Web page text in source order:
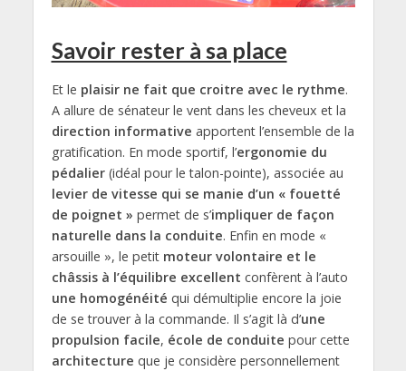
Savoir rester à sa place
Et le plaisir ne fait que croitre avec le rythme.
A allure de sénateur le vent dans les cheveux et la
direction informative apportent l’ensemble de la
gratification. En mode sportif, l’ergonomie du
pédalier(idéal pour le talon-pointe), associée au
levier de vitesse qui se manie d’un « fouetté
de poignet » permet de s’impliquer de façon
naturelle dans la conduite. Enfin en mode «
arsouille », le petit moteur volontaire et le
châssis à l’équilibre excellent confèrent à l’auto
une homogénéité qui démultiplie encore la joie
de se trouver à la commande. Il s’agit là d’une
propulsion facile, école de conduite pour cette
architecture que je considère personnellement